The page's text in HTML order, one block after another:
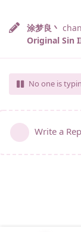
涂梦良丶
Original Sin II
No one is
Write a